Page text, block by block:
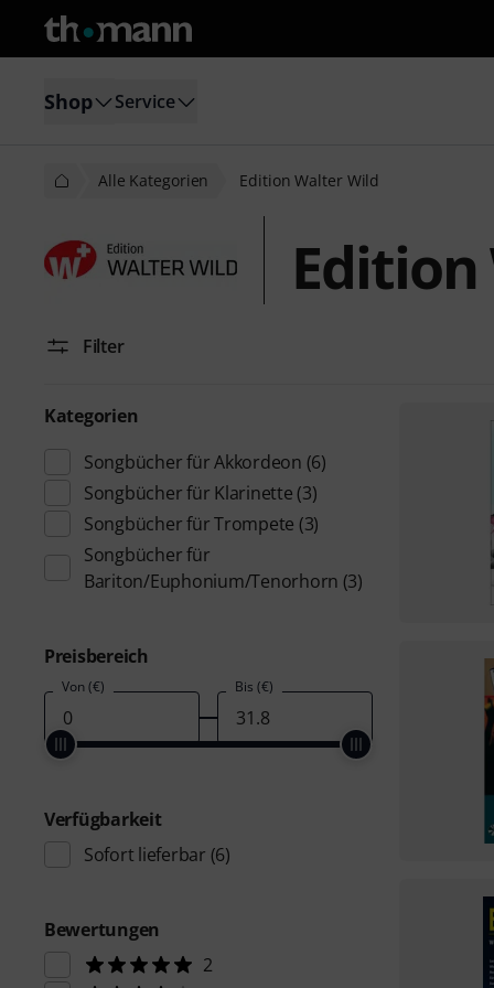
Shop Service
Alle Kategorien Edition Walter Wild
Filter
Kategorien
Songbücher für Akkordeon (6)
Songbücher für Klarinette (3)
Songbücher für Trompete (3)
Songbücher für
Bariton/Euphonium/Tenorhorn (3)
Preisbereich
Von (€) Bis (€)
Verfügbarkeit
Sofort lieferbar (6)
Bewertungen
2